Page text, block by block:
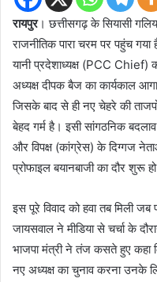
रायपुर। छत्तीसगढ़ के सियासी
राजनीतिक पारा चरम पर पहुंच
यानी प्रदेशाध्यक्ष (PCC Chief)
अध्यक्ष दीपक बैज का कार्यकाल
जिसके बाद से ही नए चेहरे की
बेहद गर्म है। इसी सांगठनिक
और विपक्ष (कांग्रेस) के दिग्गज
प्रोफाइल बयानबाजी का दौर शुरू
इस पूरे विवाद को हवा तब मिली जब
जायसवाल ने मीडिया से चर्चा के
भाजपा मंत्री ने तंज कसते हुए कहा
नए अध्यक्ष का चुनाव करना उनके